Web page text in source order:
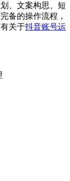
、文案构思、短
备的操作流程，
关于抖音账号运